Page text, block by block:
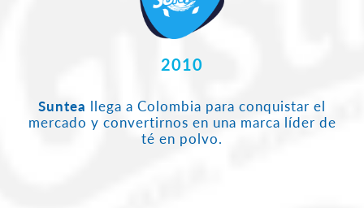
2010
Suntea llega a Colombia para conquistar el
mercado y convertirnos en una marca líder de
té en polvo.